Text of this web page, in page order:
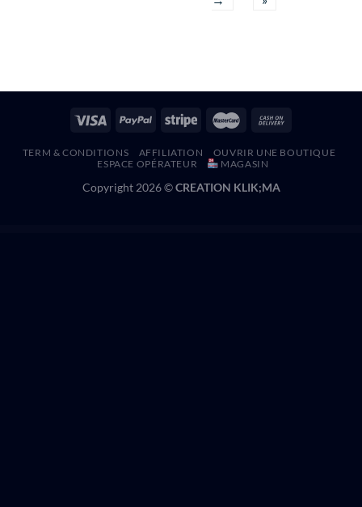
TERM & CONDITIONS AFFILIATION
OUVRIR UNE BOUTIQUE
ESPACE OPÉRATEUR
MAGASIN
Copyright 2026 ©CREATION KLIK;MA